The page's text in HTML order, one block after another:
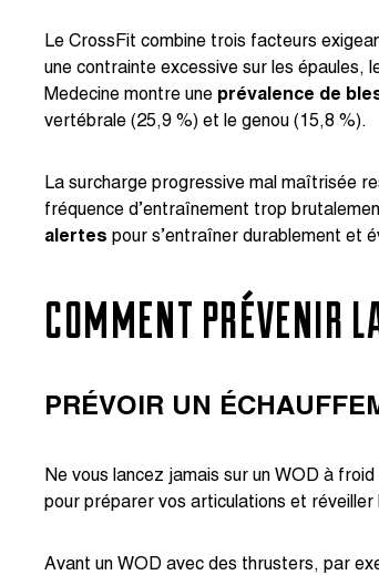
Le CrossFit combine trois facteurs
une contrainte excessive sur les épaules,
Medecine montre une prévalence de
vertébrale (25,9 %) et le genou (15,8 %).
La surcharge progressive mal maîtrisée
fréquence d’entraînement trop
alertes pour s’entraîner durablement et
COMMENT PRÉVENIR
PRÉVOIR UN
Ne vous lancez jamais sur un WOD à
pour préparer vos articulations et réveiller
Avant un WOD avec des thrusters, par